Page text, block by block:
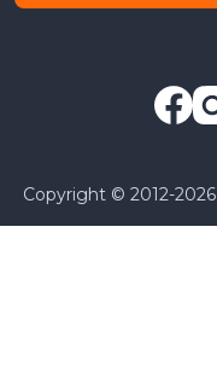
Copyright © 2012-2026